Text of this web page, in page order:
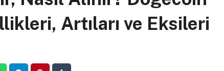
Artıları ve Eksileri